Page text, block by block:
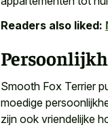
Readers also liked:
Smooth Fox Terrier
moedige
zijn ook vriendelijke